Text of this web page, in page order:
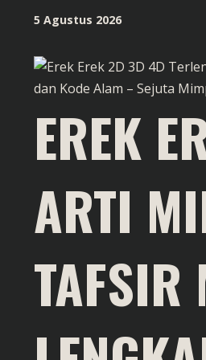
content
5 Agustus 2026
EREK
ARTI